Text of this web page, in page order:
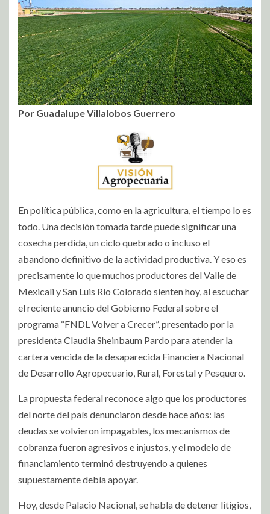
Por Guadalupe Villalobos Guerrero
En política pública, como en la agricultura, el tiempo lo es
todo. Una decisión tomada tarde puede significar una
cosecha perdida, un ciclo quebrado o incluso el
abandono definitivo de la actividad productiva. Y eso es
precisamente lo que muchos productores del Valle de
Mexicali y San Luis Río Colorado sienten hoy, al escuchar
el reciente anuncio del Gobierno Federal sobre el
programa “FNDL Volver a Crecer”, presentado por la
presidenta Claudia Sheinbaum Pardo para atender la
cartera vencida de la desaparecida Financiera Nacional
de Desarrollo Agropecuario, Rural, Forestal y Pesquero.
La propuesta federal reconoce algo que los productores
del norte del país denunciaron desde hace años: las
deudas se volvieron impagables, los mecanismos de
cobranza fueron agresivos e injustos, y el modelo de
financiamiento terminó destruyendo a quienes
supuestamente debía apoyar.
Hoy, desde Palacio Nacional, se habla de detener litigios,